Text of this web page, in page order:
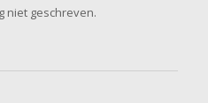
niet geschreven.